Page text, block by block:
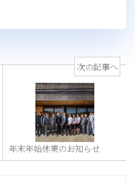
次の記事へ
年末年始休業のお知らせ